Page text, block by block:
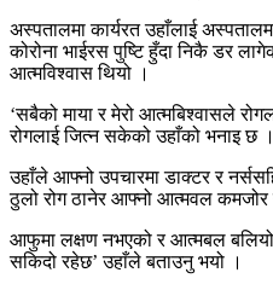
अस्पतालमा कार्यरत उहाँलाई
कोरोना भाईरस पुष्टि हुँदा निकै डर
आत्मविश्वास थियो ।
‘सबैको माया र मेरो आत्मबिश्वासले
रोगलाई जित्न सकेको उहाँको भनाइ छ ।
उहाँले आफ्नो उपचारमा डाक्टर र
ठुलो रोग ठानेर आफ्नो आत्मवल कमजोर
आफुमा लक्षण नभएको र आत्मबल बलियो
सकिदो रहेछ’ उहाँले बताउनु भयो ।